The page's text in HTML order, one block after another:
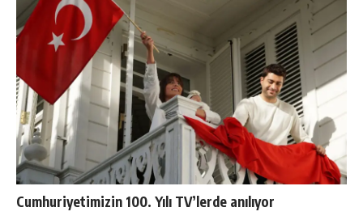
Cumhuriyetimizin 100. Yılı TV’lerde anılıyor